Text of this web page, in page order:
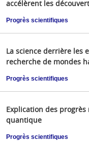
accélèrent les
Progrès scientifiques
La science derrière les
recherche de mondes
Progrès scientifiques
Explication des
quantique
Progrès scientifiques